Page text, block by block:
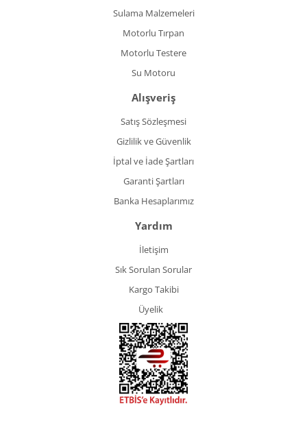
Sulama Malzemeleri
Motorlu Tırpan
Motorlu Testere
Su Motoru
Alışveriş
Satış Sözleşmesi
Gizlilik ve Güvenlik
İptal ve İade Şartları
Garanti Şartları
Banka Hesaplarımız
Yardım
İletişim
Sık Sorulan Sorular
Kargo Takibi
Üyelik